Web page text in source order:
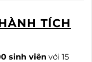
TÍCH
sinh viên với 15